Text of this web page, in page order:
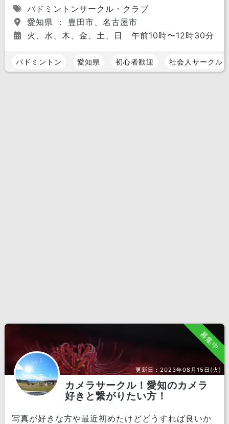
バドミントンサークル・クラブ
愛知県 ： 豊田市、名古屋市
火、水、木、金、土、日 午前10時〜12時30分
バドミントン 愛知県 初心者歓迎 社会人サークル
募集中
更新日：2023年08月15日(火)
カメラサークル！愛知のカメラ
好きと繋がりたい方！
写真が好きな方や最近初めたけどどうすれば良いか